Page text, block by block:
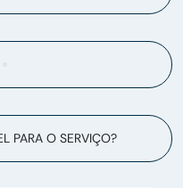
PARA O SERVIÇO?